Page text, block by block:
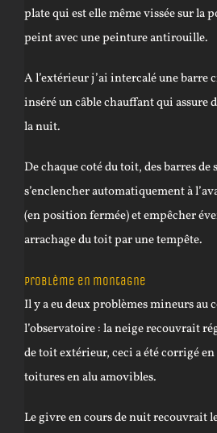
plate qui est elle même vissée sur la
peint avec une peinture antirouille.
A l’extérieur j’ai intercalé une barre
inséré un câble chauffant qui assure
la nuit.
De chaque coté du toit, des barres
s’enclencher automatiquement à
(en position fermée) et empêcher
arrachage du toit par une tempête.
Problème en montagne
Il y a eu deux problèmes mineurs au
l’observatoire :la neige recouvrait
de toit extérieur, ceci a été corrigé
toitures en alu amovibles.
Le givre en cours de nuit recouvrait